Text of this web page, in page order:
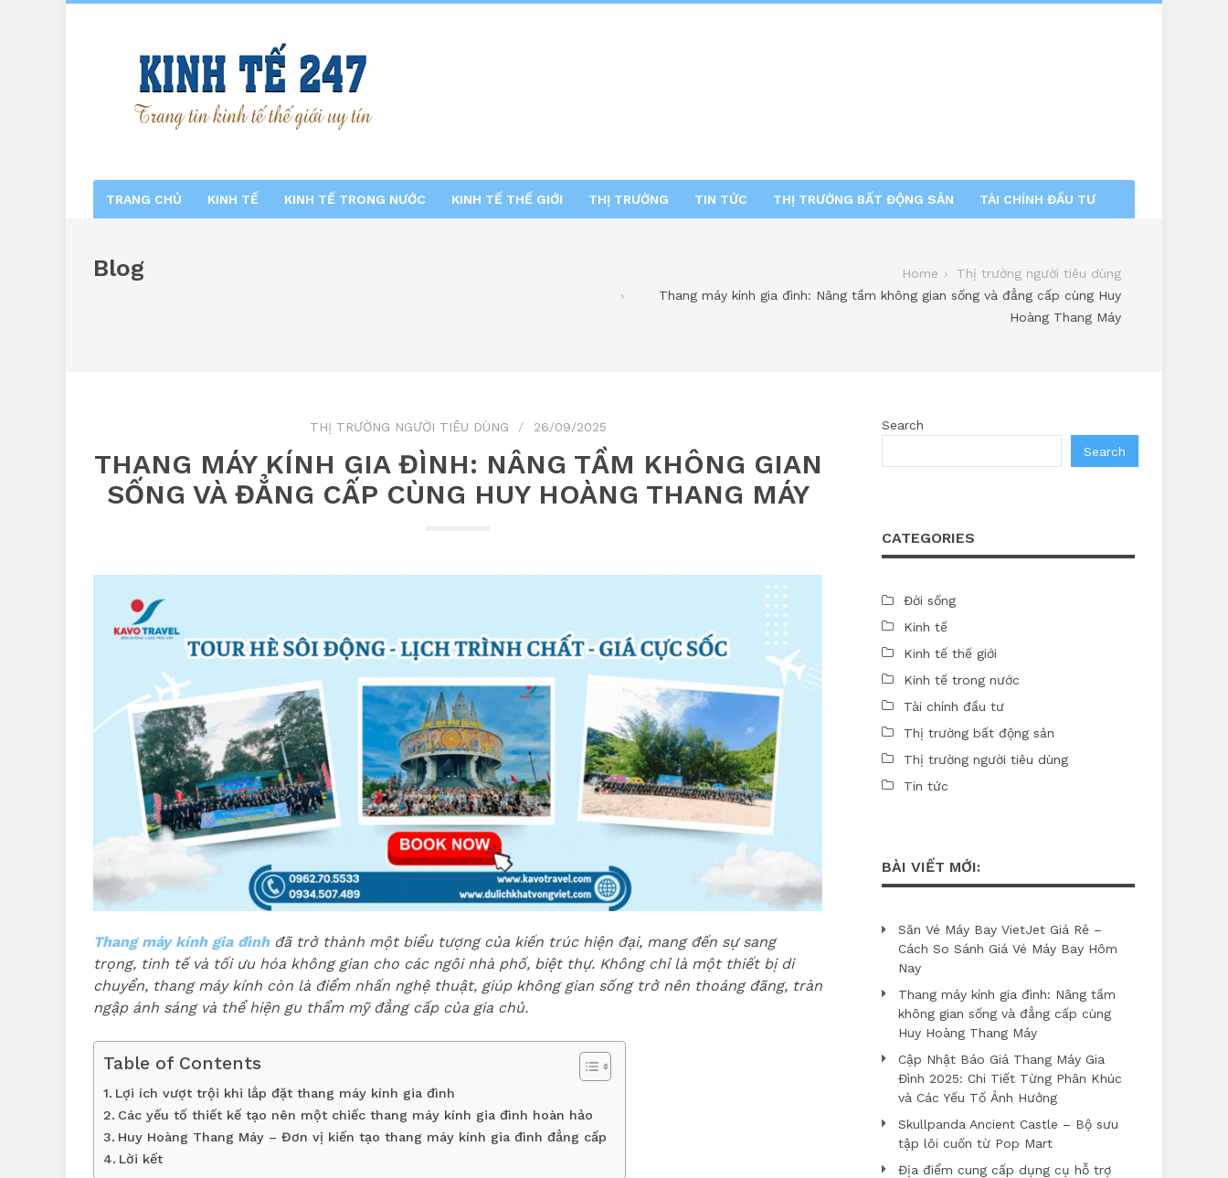
TRANG CHỦ KINH TẾ KINH TẾ TRONG NƯỚC KINH TẾ THẾ GIỚI THỊ TRƯỜNG TIN TỨC THỊ TRƯỜNG BẤT ĐỘNG SẢN TÀI CHÍNH ĐẦU TƯ
Blog Home
Thị trường người tiêu dùng
Thang máy kính gia đình: Nâng tầm không gian sống và đẳng cấp cùng Huy
Hoàng Thang Máy
THỊ TRƯỜNG NGƯỜI TIÊU DÙNG 26/09/2025
THANG MÁY KÍNH GIA ĐÌNH: NÂNG TẦM KHÔNG GIAN
SỐNG VÀ ĐẲNG CẤP CÙNG HUY HOÀNG THANG MÁY
Thang máy kính gia đìnhđã trở thành một biểu tượng của kiến trúc hiện đại, mang đến sự sang
trọng, tinh tế và tối ưu hóa không gian cho các ngôi nhà phố, biệt thự. Không chỉ là một thiết bị di
chuyển, thang máy kính còn là điểm nhấn nghệ thuật, giúp không gian sống trở nên thoáng đãng, tràn
ngập ánh sáng và thể hiện gu thẩm mỹ đẳng cấp của gia chủ.
Table of Contents
Lợi ích vượt trội khi lắp đặt thang máy kính gia đình
Các yếu tố thiết kế tạo nên một chiếc thang máy kính gia đình hoàn hảo
Huy Hoàng Thang Máy – Đơn vị kiến tạo thang máy kính gia đình đẳng cấp
Lời kết
Search
Search
CATEGORIES
Đời sống
Kinh tế
Kinh tế thế giới
Kinh tế trong nước
Tài chính đầu tư
Thị trường bất động sản
Thị trường người tiêu dùng
Tin tức
BÀI VIẾT MỚI:
Săn Vé Máy Bay VietJet Giá Rẻ –
Cách So Sánh Giá Vé Máy Bay Hôm
Nay
Thang máy kính gia đình: Nâng tầm
không gian sống và đẳng cấp cùng
Huy Hoàng Thang Máy
Cập Nhật Báo Giá Thang Máy Gia
Đình 2025: Chi Tiết Từng Phân Khúc
và Các Yếu Tố Ảnh Hưởng
Skullpanda Ancient Castle – Bộ sưu
tập lôi cuốn từ Pop Mart
Địa điểm cung cấp dụng cụ hỗ trợ